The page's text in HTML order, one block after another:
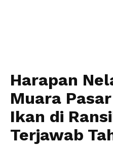
Harapan
Muara
Ikan di
Terjawab